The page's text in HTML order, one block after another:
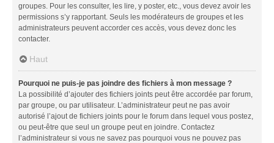
groupes. Pour les consulter, les lire, y poster, etc., vous devez avoir les
permissions s’y rapportant. Seuls les modérateurs de groupes et les
administrateurs peuvent accorder ces accès, vous devez donc les
contacter.
Haut
Pourquoi ne puis-je pas joindre des fichiers à mon message ?
La possibilité d’ajouter des fichiers joints peut être accordée par forum,
par groupe, ou par utilisateur. L’administrateur peut ne pas avoir
autorisé l’ajout de fichiers joints pour le forum dans lequel vous postez,
ou peut-être que seul un groupe peut en joindre. Contactez
l’administrateur si vous ne savez pas pourquoi vous ne pouvez pas